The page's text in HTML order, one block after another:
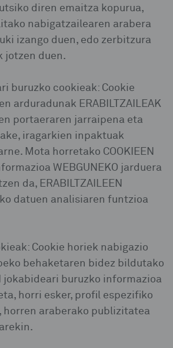
diren emaitza kopurua,
nabigatzailearen arabera
izango duen, edo zerbitzura
jotzen duen.
buruzko cookieak: Cookie
arduradunak ERABILTZAILEAK
portaeraren jarraipena eta
iragarkien inpaktuak
Mota horretako COOKIEEN
WEBGUNEKO jarduera
da, ERABILTZAILEEN
datuen analisiaren funtzioa
Cookie horiek nabigazio
behaketaren bidez bildutako
jokabideari buruzko informazioa
horri esker, profil espezifiko
horren araberako publizitatea